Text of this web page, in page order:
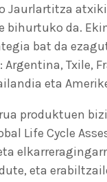
Jaurlartitza
bihurtuko da.
bat da
Txile,
eta
produktuen
Life Cycle
eta